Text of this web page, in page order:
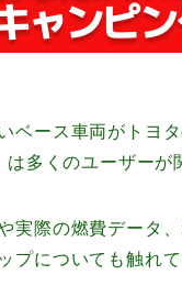
ベース車両がトヨ
は多くのユーザー
実際の燃費データ
プについても触れ